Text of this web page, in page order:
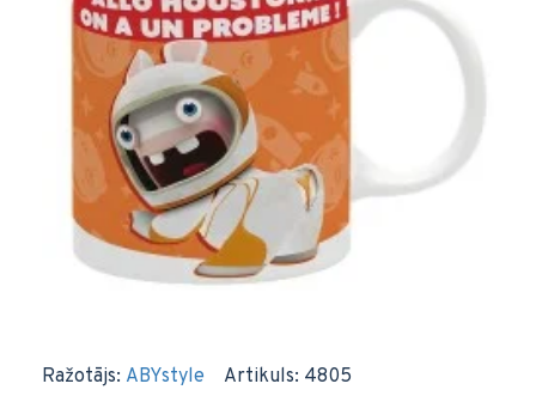
Ražotājs: ABYstyle Artikuls: 4805